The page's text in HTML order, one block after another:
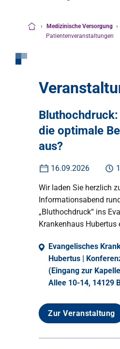
› Medizinische Versorgung ›
Patientenveranstaltungen
die optimale
aus?
16.09.2026
Wir laden Sie herzlich
Informationsabend
„Bluthochdruck“ ins
Krankenhaus Hubertus
Evangelisches
Hubertus |
(Eingang zur
Allee 10-14, 14129
Zur Veranstaltung